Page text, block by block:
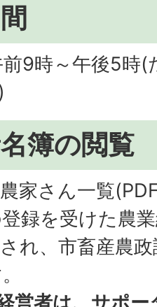
9時～午後5時
簿の閲覧
家さん一覧
録を受けた農
れ、市畜産農